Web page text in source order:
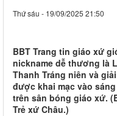
Thứ sáu - 19/09/2025 21:50
BBT Trang tin giáo xứ
nickname dễ thương là
Thanh Tráng niên và
được khai mạc vào
trên sân bóng giáo xứ.
Trẻ xứ Châu.)